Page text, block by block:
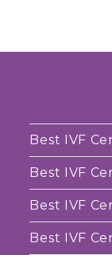
Best IVF
Best IVF
Best IVF
Best IVF